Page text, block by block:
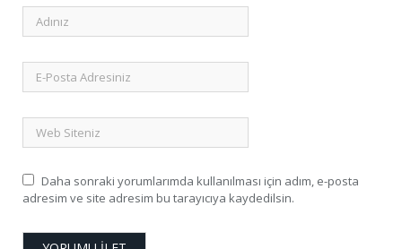
Daha sonraki yorumlarımda kullanılması için adım, e-posta
adresim ve site adresim bu tarayıcıya kaydedilsin.